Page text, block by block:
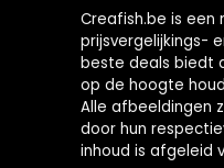
Creafish.be is een
prijsvergelijkings-
beste deals biedt
op de hoogte
Alle afbeeldingen
door hun
inhoud is afgeleid